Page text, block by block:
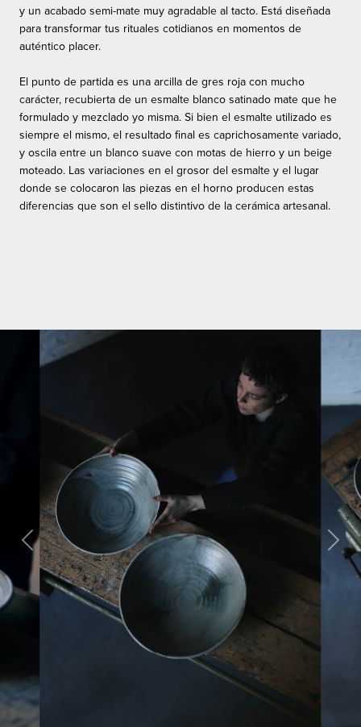
y un acabado semi-mate muy agradable al tacto. Está diseñada
para transformar tus rituales cotidianos en momentos de
auténtico placer.
El punto de partida es una arcilla de gres roja con mucho
carácter, recubierta de un esmalte blanco satinado mate que he
formulado y mezclado yo misma. Si bien el esmalte utilizado es
siempre el mismo, el resultado final es caprichosamente variado,
y oscila entre un blanco suave con motas de hierro y un beige
moteado. Las variaciones en el grosor del esmalte y el lugar
donde se colocaron las piezas en el horno producen estas
diferencias que son el sello distintivo de la cerámica artesanal.
Previous Next